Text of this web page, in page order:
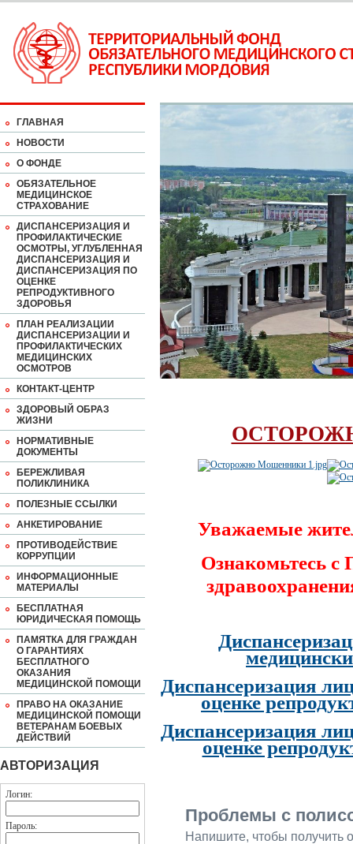
ГЛАВНАЯ
НОВОСТИ
О ФОНДЕ
ОБЯЗАТЕЛЬНОЕ
МЕДИЦИНСКОЕ
СТРАХОВАНИЕ
ДИСПАНСЕРИЗАЦИЯ И
ПРОФИЛАКТИЧЕСКИЕ
ОСМОТРЫ, УГЛУБЛЕННАЯ
ДИСПАНСЕРИЗАЦИЯ И
ДИСПАНСЕРИЗАЦИЯ ПО
ОЦЕНКЕ
РЕПРОДУКТИВНОГО
ЗДОРОВЬЯ
ПЛАН РЕАЛИЗАЦИИ
ДИСПАНСЕРИЗАЦИИ И
ПРОФИЛАКТИЧЕСКИХ
МЕДИЦИНСКИХ
ОСМОТРОВ
КОНТАКТ-ЦЕНТР
ЗДОРОВЫЙ ОБРАЗ
ЖИЗНИ
НОРМАТИВНЫЕ
ДОКУМЕНТЫ
БЕРЕЖЛИВАЯ
ПОЛИКЛИНИКА
ПОЛЕЗНЫЕ ССЫЛКИ
АНКЕТИРОВАНИЕ
ПРОТИВОДЕЙСТВИЕ
КОРРУПЦИИ
ИНФОРМАЦИОННЫЕ
МАТЕРИАЛЫ
БЕСПЛАТНАЯ
ЮРИДИЧЕСКАЯ ПОМОЩЬ
ПАМЯТКА ДЛЯ ГРАЖДАН
О ГАРАНТИЯХ
БЕСПЛАТНОГО
ОКАЗАНИЯ
МЕДИЦИНСКОЙ ПОМОЩИ
ПРАВО НА ОКАЗАНИЕ
МЕДИЦИНСКОЙ ПОМОЩИ
ВЕТЕРАНАМ БОЕВЫХ
ДЕЙСТВИЙ
АВТОРИЗАЦИЯ
Логин:
Пароль:
Уважаемые
Ознакомьтесь
Диспансеризация
оценке
Диспансеризация
оценке
Проблемы с
Напишите, чтобы получить